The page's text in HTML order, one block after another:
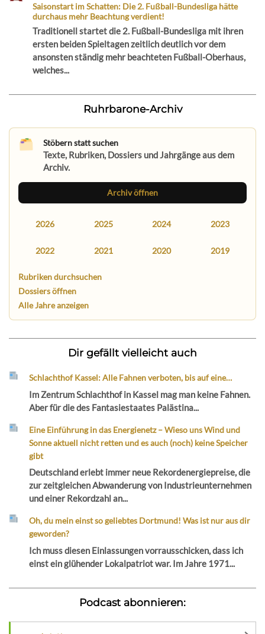
Saisonstart im Schatten: Die 2. Fußball-Bundesliga hätte
durchaus mehr Beachtung verdient!
Traditionell startet die 2. Fußball-Bundesliga mit ihren
ersten beiden Spieltagen zeitlich deutlich vor dem
ansonsten ständig mehr beachteten Fußball-Oberhaus,
welches...
Ruhrbarone-Archiv
Stöbern statt suchen
Texte, Rubriken, Dossiers und Jahrgänge aus dem
Archiv.
Archiv öffnen
2026 2025 2024 2023
2022 2021 2020 2019
Rubriken durchsuchen
Dossiers öffnen
Alle Jahre anzeigen
Dir gefällt vielleicht auch
Schlachthof Kassel: Alle Fahnen verboten, bis auf eine…
Im Zentrum Schlachthof in Kassel mag man keine Fahnen.
Aber für die des Fantasiestaates Palästina...
Eine Einführung in das Energienetz – Wieso uns Wind und
Sonne aktuell nicht retten und es auch (noch) keine Speicher
gibt
Deutschland erlebt immer neue Rekordenergiepreise, die
zur zeitgleichen Abwanderung von Industrieunternehmen
und einer Rekordzahl an...
Oh, du mein einst so geliebtes Dortmund! Was ist nur aus dir
geworden?
Ich muss diesen Einlassungen vorrausschicken, dass ich
einst ein glühender Lokalpatriot war. Im Jahre 1971...
Podcast abonnieren: